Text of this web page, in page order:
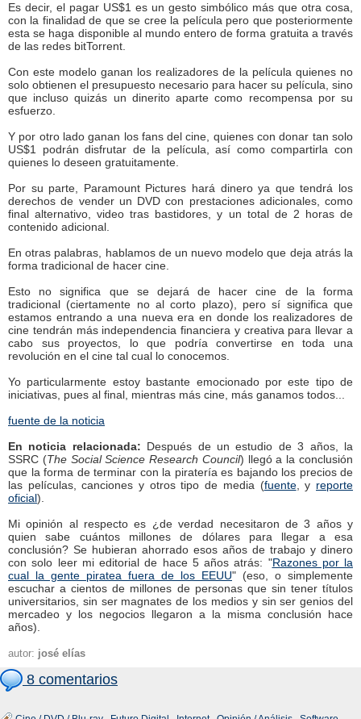
Es decir, el pagar US$1 es un gesto simbólico más que otra cosa,
con la finalidad de que se cree la película pero que posteriormente
esta se haga disponible al mundo entero de forma gratuita a través
de las redes bitTorrent.
Con este modelo ganan los realizadores de la película quienes no
solo obtienen el presupuesto necesario para hacer su película, sino
que incluso quizás un dinerito aparte como recompensa por su
esfuerzo.
Y por otro lado ganan los fans del cine, quienes con donar tan solo
US$1 podrán disfrutar de la película, así como compartirla con
quienes lo deseen gratuitamente.
Por su parte, Paramount Pictures hará dinero ya que tendrá los
derechos de vender un DVD con prestaciones adicionales, como
final alternativo, video tras bastidores, y un total de 2 horas de
contenido adicional.
En otras palabras, hablamos de un nuevo modelo que deja atrás la
forma tradicional de hacer cine.
Esto no significa que se dejará de hacer cine de la forma
tradicional (ciertamente no al corto plazo), pero sí significa que
estamos entrando a una nueva era en donde los realizadores de
cine tendrán más independencia financiera y creativa para llevar a
cabo sus proyectos, lo que podría convertirse en toda una
revolución en el cine tal cual lo conocemos.
Yo particularmente estoy bastante emocionado por este tipo de
iniciativas, pues al final, mientras más cine, más ganamos todos...
fuente de la noticia
En noticia relacionada: Después de un estudio de 3 años, la
SSRC (The Social Science Research Council) llegó a la conclusión
que la forma de terminar con la piratería es bajando los precios de
las películas, canciones y otros tipo de media (fuente, y reporte
oficial).
Mi opinión al respecto es ¿de verdad necesitaron de 3 años y
quien sabe cuántos millones de dólares para llegar a esa
conclusión? Se hubieran ahorrado esos años de trabajo y dinero
con solo leer mi editorial de hace 5 años atrás: "Razones por la
cual la gente piratea fuera de los EEUU" (eso, o simplemente
escuchar a cientos de millones de personas que sin tener títulos
universitarios, sin ser magnates de los medios y sin ser genios del
mercadeo y los negocios llegaron a la misma conclusión hace
años).
autor: josé elías
8 comentarios